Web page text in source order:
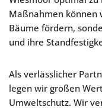
Maßnahmen können
Bäume fördern,
und ihre
Als verlässlicher
legen wir großen
Umweltschutz. Wir